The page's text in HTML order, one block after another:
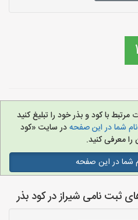
1
با کود و بذر خود را تبلیغ کنید
شما در این صفحهدر سایت «کود
معرفی کنید.
شما در این صفحه
ثبت نامی شیراز در کود بذر